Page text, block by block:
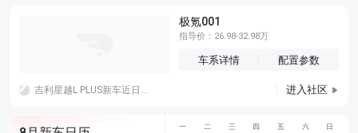
极氪001
指导价：26.98-32.98万
车系详情 配置参数
吉利星越L PLUS新车近日已正式进入申报阶段，个人感觉作为星越L系列的升级款车型，外观确实不错，但如果用这个外观做个电动车，这个价位应该挺有吸引力的。 进入社区
一 二 三 四 五 六 日